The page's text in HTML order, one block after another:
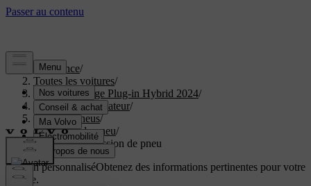
Assistance/
Toutes les voitures/
XC40 Recharge Plug-in Hybrid 2024/
Manuel de l'utilisateur/
Roues et pneus/
Pression de pneu/
Contrôler la pression de pneu
Soutien personnaliséObtenez des informations pertinentes pour votre
voiture.